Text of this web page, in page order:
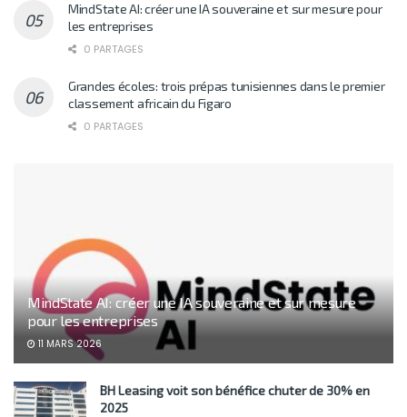
MindState AI: créer une IA souveraine et sur mesure pour
les entreprises
0 PARTAGES
Grandes écoles: trois prépas tunisiennes dans le premier
classement africain du Figaro
0 PARTAGES
MindState AI: créer une IA souveraine et sur mesure
pour les entreprises
11 MARS 2026
BH Leasing voit son bénéfice chuter de 30% en
2025